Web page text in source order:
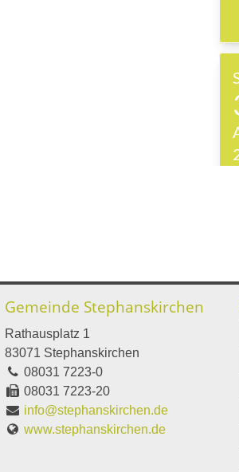
Gemeinde Stephanskirchen
Rathausplatz 1
83071 Stephanskirchen
08031 7223-0
08031 7223-20
info@stephanskirchen.de
www.stephanskirchen.de